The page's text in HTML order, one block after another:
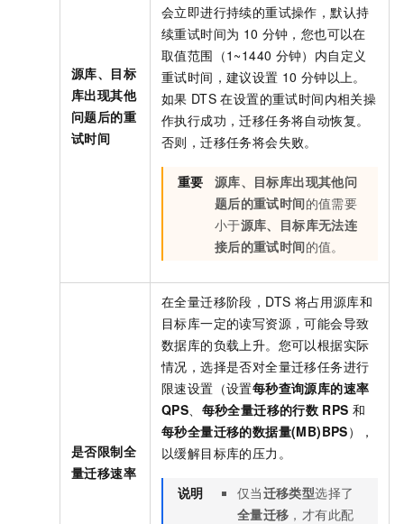
源库、目标
库出现其他
问题后的重
试时间
会立即进行持续的重试操作，默认持
续重试时间为 10 分钟，您也可以在
取值范围（1~1440 分钟）内自定义
重试时间，建议设置 10 分钟以上。
如果 DTS 在设置的重试时间内相关操
作执行成功，迁移任务将自动恢复。
否则，迁移任务将会失败。
重要
源库、目标库出现其他问
题后的重试时间的值需要
小于源库、目标库无法连
接后的重试时间的值。
是否限制全
量迁移速率
在全量迁移阶段，DTS 将占用源库和
目标库一定的读写资源，可能会导致
数据库的负载上升。您可以根据实际
情况，选择是否对全量迁移任务进行
限速设置（设置每秒查询源库的速率
QPS
每秒全量迁移的行数 RPS 和
每秒全量迁移的数据量(MB)BPS），
以缓解目标库的压力。
说明 仅当迁移类型选择了
全量迁移 ，才有此配